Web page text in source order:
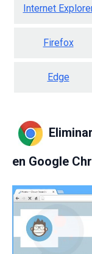
Internet
Firefox
Edge
en Google